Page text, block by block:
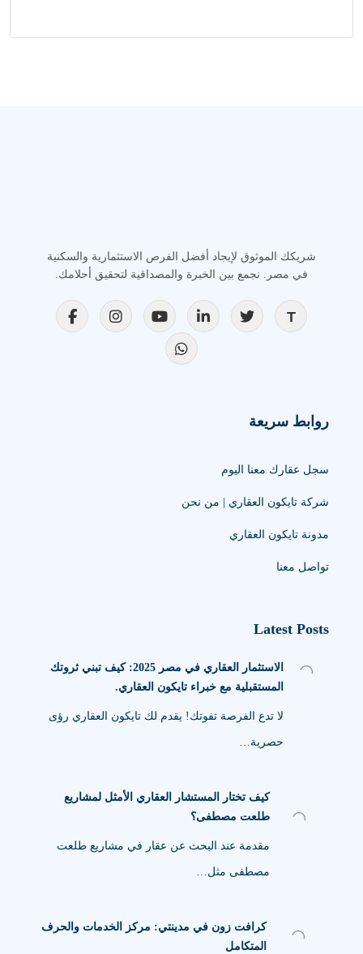
شريكك الموثوق لإيجاد أفضل الفرص الاستثمارية والسكنية
في مصر. نجمع بين الخبرة والمصداقية لتحقيق أحلامك.
روابط سريعة
سجل عقارك معنا اليوم
شركة تايكون العقاري | من نحن
مدونة تايكون العقاري
تواصل معنا
Latest Posts
الاستثمار العقاري في مصر 2025: كيف تبني ثروتك
المستقبلية مع خبراء تايكون العقاري.
لا تدع الفرصة تفوتك! يقدم لك تايكون العقاري رؤى
حصرية…
كيف تختار المستشار العقاري الأمثل لمشاريع
طلعت مصطفى؟
مقدمة عند البحث عن عقار في مشاريع طلعت
مصطفى مثل…
كرافت زون في مدينتي: مركز الخدمات والحرف
المتكامل